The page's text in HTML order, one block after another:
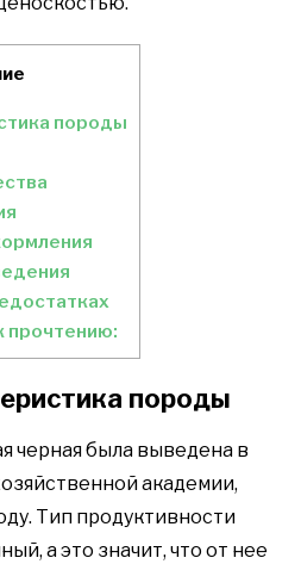
породы
прочтению:
породы
черная была выведена в
академии,
Тип продуктивности
а это значит, что от нее